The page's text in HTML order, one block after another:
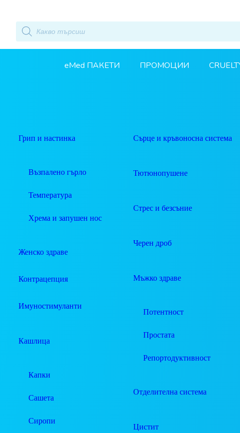
Грип и настинка
Възпалено гърло
Температура
Хрема и запушен нос
Женско здраве
Контрацепция
Имуностимуланти
Кашлица
Капки
Сашета
Сиропи
Сърце и кръвоносна система
Тютюнопушене
Стрес и безсъние
Черен дроб
Мъжко здраве
Потентност
Простата
Репортодуктивност
Отделителна система
Цистит
eMed ПАКЕТИ ПРОМОЦИИ